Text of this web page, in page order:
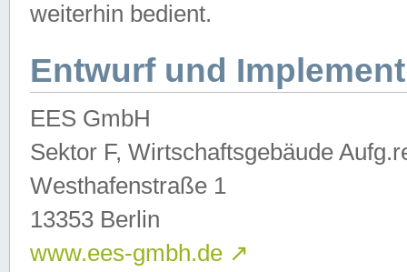
weiterhin bedient.
Entwurf und
EES GmbH
Sektor F, Wirtschaftsgebäude
Westhafenstraße 1
13353 Berlin
www.ees-gmbh.de ↗